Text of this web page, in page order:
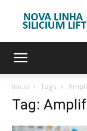
Início Tags
Tag: